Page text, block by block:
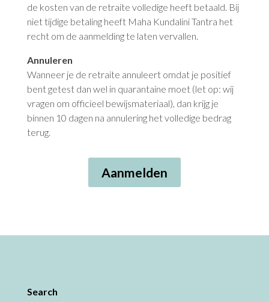
de kosten van de retraite volledige heeft betaald. Bij
niet tijdige betaling heeft Maha Kundalini Tantra het
recht om de aanmelding te laten vervallen.
Annuleren
Wanneer je de retraite annuleert omdat je positief
bent getest dan wel in quarantaine moet (let op: wij
vragen om officieel bewijsmateriaal), dan krijg je
binnen 10 dagen na annulering het volledige bedrag
terug.
Aanmelden
Search